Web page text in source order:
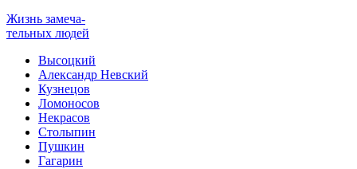
Жизнь замеча-
тельных людей
Высоцкий
Александр Невский
Кузнецов
Ломоносов
Некрасов
Столыпин
Пушкин
Гагарин